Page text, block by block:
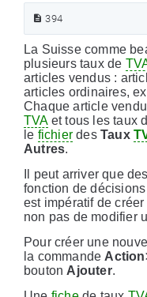
394
La Suisse comme
plusieurs taux de
articles vendus :
articles ordinaires,
Chaque article
TVAet tous les taux
le fichier desTaux
Autres.
Il peut arriver que
fonction de
est impératif de
non pas de modifier
Pour créer une
la commande
bouton Ajouter.